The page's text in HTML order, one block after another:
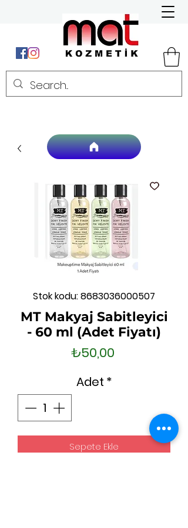
Stok kodu: 8683036000507
MT Makyaj Sabitleyici
- 60 ml (Adet Fiyatı)
₺50,00Fiyat
Adet *
Sepete Ekle